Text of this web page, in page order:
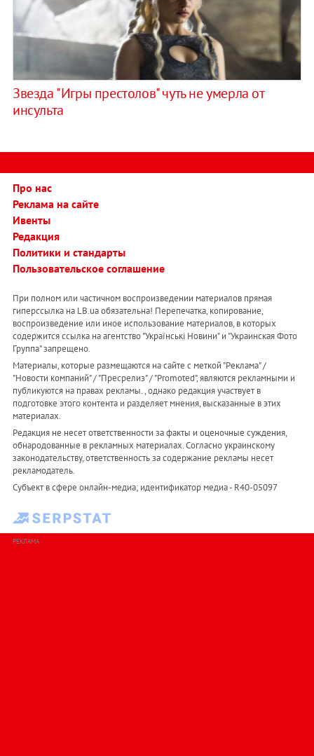
Звезда "Игры престолов" чуть не умерла от
инсульта
Про нас
Реклама на сайте
Ивенты
Редакция
Политики и стандарты
Пользовательское соглашение
При полном или частичном воспроизведении материалов прямая
гиперссылка на LB.ua обязательна! Перепечатка, копирование,
воспроизведение или иное использование материалов, в которых
содержится ссылка на агентство "Українськi Новини" и "Украинская Фото
Группа" запрещено.
Материалы, которые размещаются на сайте с меткой "Реклама" /
"Новости компаний" / "Пресрелиз" / "Promoted", являются рекламными и
публикуются на правах рекламы. , однако редакция участвует в
подготовке этого контента и разделяет мнения, высказанные в этих
материалах.
Редакция не несет ответственности за факты и оценочные суждения,
обнародованные в рекламных материалах. Согласно украинскому
законодательству, ответственность за содержание рекламы несет
рекламодатель.
Субъект в сфере онлайн-медиа; идентификатор медиа - R40-05097
РЕКЛАМА